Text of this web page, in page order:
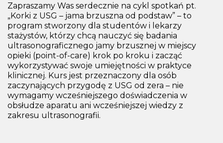
Zapraszamy Was serdecznie na cykl spotkań pt.
„Korki z USG – jama brzuszna od podstaw” – to
program stworzony dla studentów i lekarzy
stażystów, którzy chcą nauczyć się badania
ultrasonograficznego jamy brzusznej w miejscy
opieki (point-of-care) krok po kroku i zacząć
wykorzystywać swoje umiejętności w praktyce
klinicznej. Kurs jest przeznaczony dla osób
zaczynających przygodę z USG od zera – nie
wymagamy wcześniejszego doświadczenia w
obsłudze aparatu ani wcześniejszej wiedzy z
zakresu ultrasonografii.